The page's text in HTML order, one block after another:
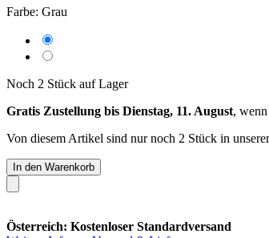
Farbe: Grau
Noch 2 Stück auf Lager
Gratis Zustellung bis Dienstag, 11. August,
Von diesem Artikel sind nur noch 2 Stück in
In den Warenkorb
Österreich: Kostenloser Standardversand